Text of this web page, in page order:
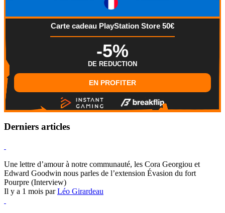
Carte cadeau PlayStation Store 50€
-5%
DE REDUCTION
EN PROFITER
Derniers articles
Une lettre d’amour à notre communauté, les Cora Georgiou et
Edward Goodwin nous parles de l’extension Évasion du fort
Pourpre (Interview)
Il y a 1 mois parLéo Girardeau